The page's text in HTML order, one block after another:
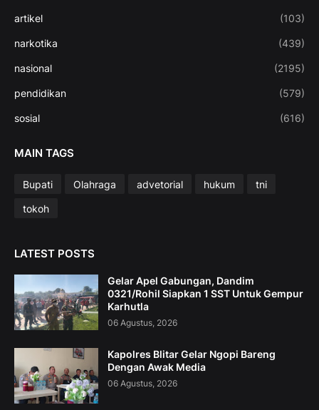
artikel (103)
narkotika (439)
nasional (2195)
pendidikan (579)
sosial (616)
MAIN TAGS
Bupati Olahraga advetorial hukum
tni
tokoh
LATEST POSTS
Gelar Apel Gabungan, Dandim
0321/Rohil Siapkan 1 SST Untuk Gempur
Karhutla
06 Agustus, 2026
Kapolres Blitar Gelar Ngopi Bareng
Dengan Awak Media
06 Agustus, 2026